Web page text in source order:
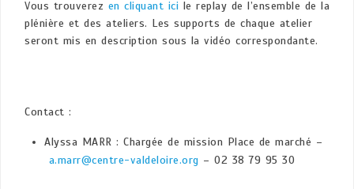
Vous trouverez en cliquant ici le replay de l’ensemble de la
plénière et des ateliers. Les supports de chaque atelier
seront mis en description sous la vidéo correspondante.
Contact :
Alyssa MARR : Chargée de mission Place de marché –
a.marr@centre-valdeloire.org – 02 38 79 95 30